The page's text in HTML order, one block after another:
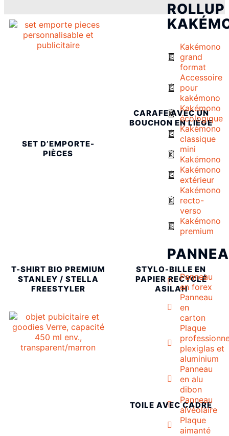
ROLLUP
Kakémono
grand
format
Accessoire
pour
kakémono
Kakémono
écologique
Kakémono
classique
mini
Kakémono
Kakémono
extérieur
Kakémono
recto-
verso
Kakémono
premium
Panneau
en forex
Panneau
en
carton
Plaque
plexiglas et
aluminium
Panneau
en alu
dibon
Panneau
alvéolaire
Plaque
aimanté
SET D’EMPORTE-
PIÈCES
CARAFE AVEC UN
BOUCHON EN LIÈGE
T-SHIRT BIO PREMIUM
STANLEY / STELLA
FREESTYLER
STYLO-BILLE EN
PAPIER RECYCLÉ
ASILAH
TOILE AVEC CADRE